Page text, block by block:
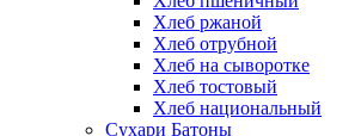
Хлеб ржаной
Хлеб отрубной
Хлеб на сыворотке
Хлеб тостовый
Хлеб национальный
Сухари Батоны